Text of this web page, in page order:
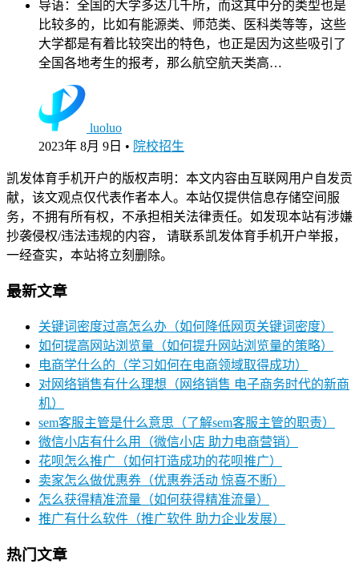
导语：全国的大学多达几千所，而这其中分的类型也是
比较多的，比如有能源类、师范类、医科类等等，这些
大学都是有着比较突出的特色，也正是因为这些吸引了
全国各地考生的报考，那么航空航天类高…
luoluo
2023年 8月 9日 • 院校招生
凯发体育手机开户的版权声明：本文内容由互联网用户自发贡
献，该文观点仅代表作者本人。本站仅提供信息存储空间服
务，不拥有所有权，不承担相关法律责任。如发现本站有涉嫌
抄袭侵权/违法违规的内容， 请联系凯发体育手机开户举报，
一经查实，本站将立刻删除。
最新文章
关键词密度过高怎么办（如何降低网页关键词密度）
如何提高网站浏览量（如何提升网站浏览量的策略）
电商学什么的（学习如何在电商领域取得成功）
对网络销售有什么理想（网络销售 电子商务时代的新商
机）
sem客服主管是什么意思（了解sem客服主管的职责）
微信小店有什么用（微信小店 助力电商营销）
花呗怎么推广（如何打造成功的花呗推广）
卖家怎么做优惠券（优惠券活动 惊喜不断）
怎么获得精准流量（如何获得精准流量）
推广有什么软件（推广软件 助力企业发展）
热门文章